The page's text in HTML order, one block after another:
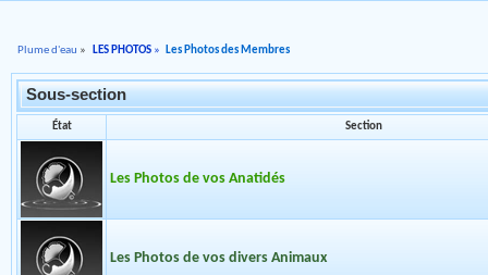
Plume d'eau » LES PHOTOS » Les Photos des Membres
Sous-section
État Section
Les Photos de vos Anatidés
Les Photos de vos divers Animaux